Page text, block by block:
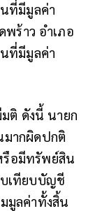
ที่มีมูลค่า
ร้าว อำเภอ
ที่มีมูลค่า
ติ ดังนี้ นายก
มากผิดปกติ
อมีทรัพย์สิน
บเทียบบัญชี
มูลค่าทั้งสิ้น